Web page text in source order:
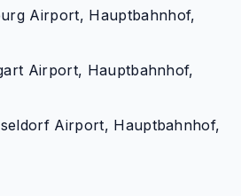
Airport, Hauptbahnhof,
Airport, Hauptbahnhof,
Airport, Hauptbahnhof,